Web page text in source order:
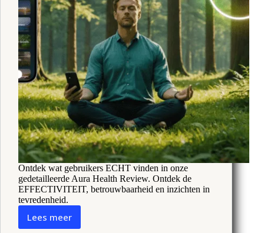
Ontdek wat gebruikers ECHT vinden in onze
gedetailleerde Aura Health Review. Ontdek de
EFFECTIVITEIT, betrouwbaarheid en inzichten in
tevredenheid.
Lees meer
Aura